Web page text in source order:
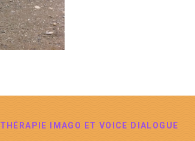
THÉRAPIE IMAGO ET VOICE DIALOGUE